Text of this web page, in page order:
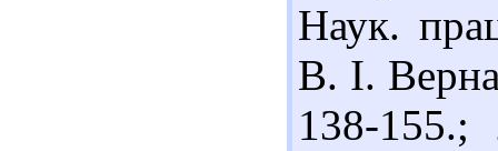
Наук.
В. І.
138-